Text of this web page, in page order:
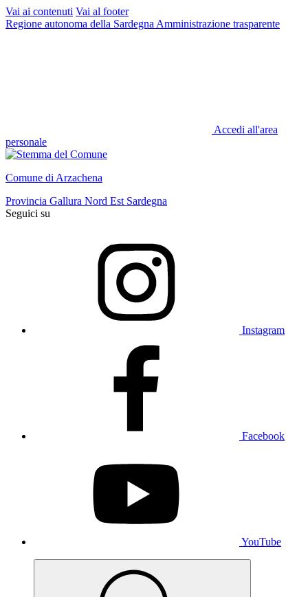
Vai ai contenuti Vai al footer
Regione autonoma della Sardegna Amministrazione trasparente
Accedi all'area
personale
Comune di Arzachena
Provincia Gallura Nord Est Sardegna
Seguici su
Instagram
Facebook
YouTube